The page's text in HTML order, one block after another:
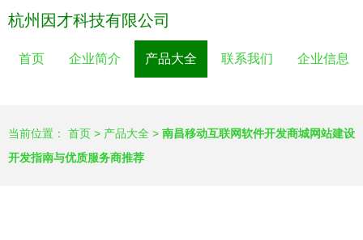
杭州因才科技有限公司
首页 企业简介 产品大全 联系我们 企业信息
当前位置： 首页 > 产品大全 > 南昌移动互联网软件开发商城网站建设
开发指南与优质服务商推荐